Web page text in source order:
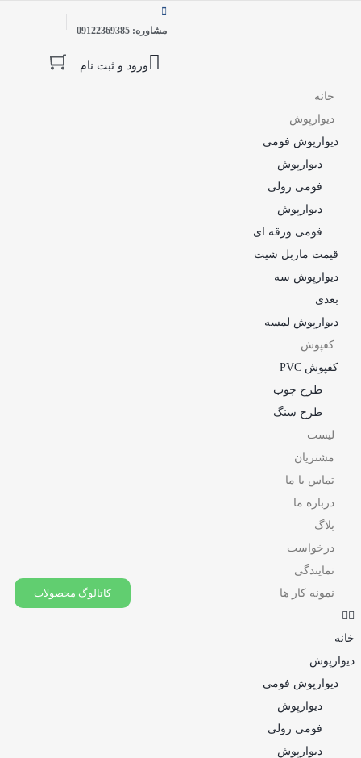
مشاوره: 09122369385
ورود و ثبت نام
خانه
دیوارپوش
دیوارپوش فومی
دیوارپوش
فومی رولی
دیوارپوش
فومی ورقه ای
قیمت ماربل شیت
دیوارپوش سه
بعدی
دیوارپوش لمسه
کفپوش
کفپوش PVC
طرح چوب
طرح سنگ
لیست
مشتریان
تماس با ما
درباره ما
بلاگ
درخواست
نمایندگی
نمونه کار ها
خانه
دیوارپوش
دیوارپوش فومی
دیوارپوش
فومی رولی
دیوارپوش
کاتالوگ محصولات